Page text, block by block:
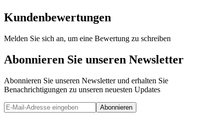
Kundenbewertungen
Melden Sie sich an, um eine Bewertung zu schreiben
Abonnieren Sie unseren Newsletter
Abonnieren Sie unseren Newsletter und erhalten Sie
Benachrichtigungen zu unseren neuesten Updates
Abonnieren